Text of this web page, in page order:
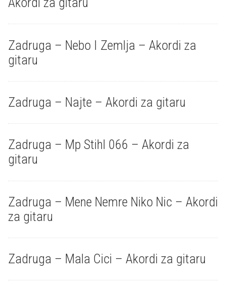
Zadruga – Nebo I Zemlja – Akordi za
gitaru
Zadruga – Najte – Akordi za gitaru
Zadruga – Mp Stihl 066 – Akordi za
gitaru
Zadruga – Mene Nemre Niko Nic – Akordi
za gitaru
Zadruga – Mala Cici – Akordi za gitaru